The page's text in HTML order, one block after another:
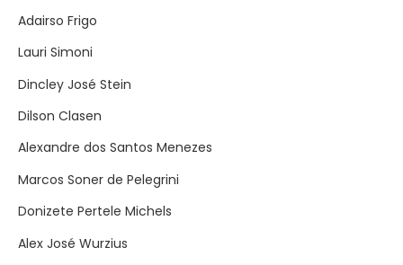
Adairso Frigo
Lauri Simoni
Dincley José Stein
Dilson Clasen
Alexandre dos Santos Menezes
Marcos Soner de Pelegrini
Donizete Pertele Michels
Alex José Wurzius